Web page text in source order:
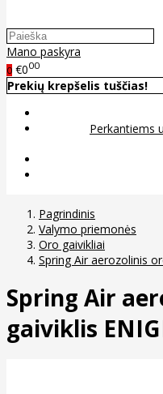
Mano paskyra
0 €000
Prekių krepšelis tuščias!
Perkantiems
Pagrindinis
Valymo priemonės
Oro gaivikliai
Spring Air aerozolinis
Spring Air
gaiviklis